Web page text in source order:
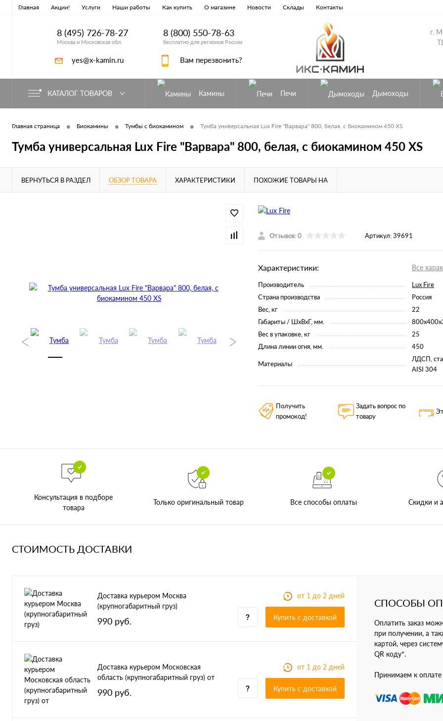
Главная Акции! Услуги Наши работы Как купить О магазине Новости Склады Контакты
8 (495) 726-78-27
Москва и Московская обл.
yes@x-kamin.ru
8 (800) 550-78-63
бесплатно для регионов России
Вам перезвонить?
г.
КАТАЛОГ ТОВАРОВ Камины Печи Дымоходы
Главная страница • Биокамины • Тумбы с биокамином • Тумба универсальная Lux Fire "Варвара" 800, белая, с биокамином 450 XS
Тумба универсальная Lux Fire "Варвара" 800, белая, с биокамином 450 XS
ВЕРНУТЬСЯ В РАЗДЕЛ ОБЗОР ТОВАРА ХАРАКТЕРИСТИКИ ПОХОЖИЕ ТОВАРЫ НА
Отзывов: 0 Артикул:39691
Характеристики: Все
Производитель
Lux Fire
Страна производства
Россия
Вес, кг
22
Габариты / ШхВхГ, мм.
Вес в упаковке, кг
25
Длина линии огня, мм.
450
Материалы
ЛДСП,
AISI 304
Получить
промокод!
Задать вопрос по
товару
Консультация в подборе
товара
Только оригинальный товар Все способы оплаты Скидки и
СТОИМОСТЬ ДОСТАВКИ
Доставка курьером Москва
(крупногабаритный груз)
990 руб.
от 1 до 2 дней
Купить c доставкой
Доставка курьером Московская
область (крупногабаритный груз) от
990 руб.
от 1 до 2 дней
Купить c доставкой
СПОСОБЫ
Оплатить заказ
при получении, а
картой, через
QR коду*.
Принимаем к оплате